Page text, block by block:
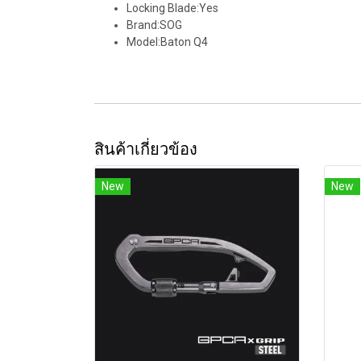
Locking Blade:Yes
Brand:SOG
Model:Baton Q4
สินค้าเกี่ยวข้อง
New New